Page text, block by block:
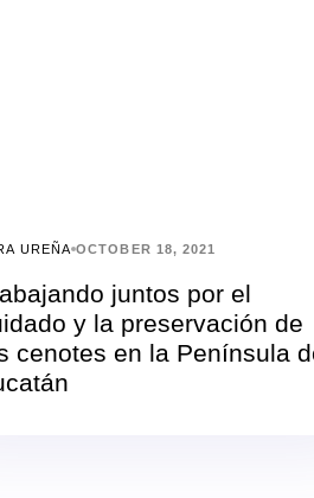
UREÑA OCTOBER 18, 2021
juntos por el
y la preservación de
cenotes en la Península